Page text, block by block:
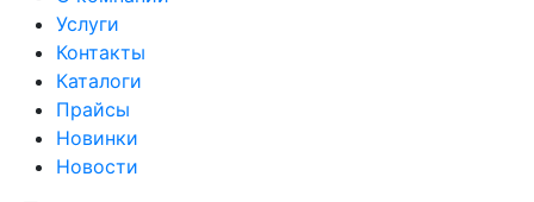
Услуги
Контакты
Каталоги
Прайсы
Новинки
Новости